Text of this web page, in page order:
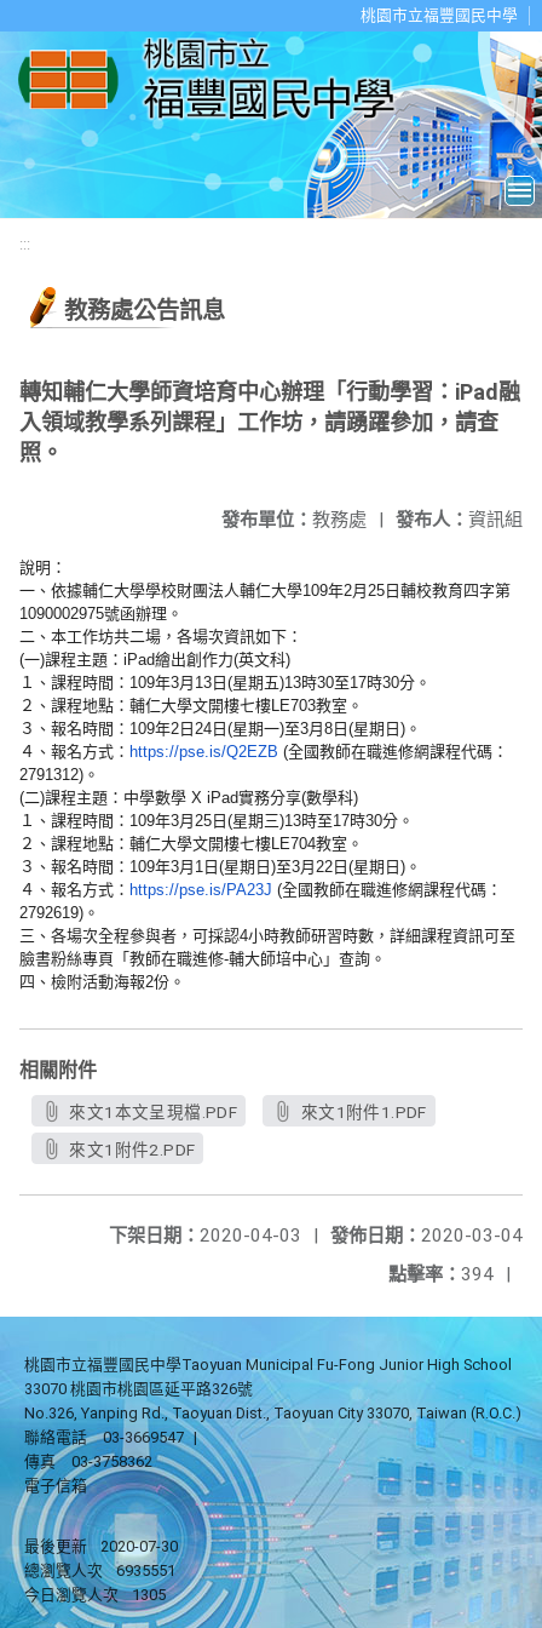
桃園市立福豐國民中學
:::
教務處公告訊息
轉知輔仁大學師資培育中心辦理「行動學習：iPad融
入領域教學系列課程」工作坊，請踴躍參加，請查
照。
發布人： 資訊組
發布單位： 教務處 |
說明：
一、 依據輔仁大學學校財團法人輔仁大學109年2月25日輔校教育四 字第
1090002975號函辦理。
二、本工作坊共二場，各場次資訊如下：
(一)課程主題：iPad繪出創作力(英文科)
１、課程時間：109年3月13日(星期五)13時30至17時30分。
２、課程地點：輔仁大學文開樓七樓LE703教室。
３、報名時間：109年2日24日(星期一)至3月8日(星期日)。
４、報名方式： https://pse.is/Q2EZB (全國教師在職進修網課程代碼：
2791312)。
(二)課程主題：中學數學 X iPad實務分享(數學科)
１、課程時間：109年3月25日(星期三)13時至17時30分。
２、課程地點：輔仁大學文開樓七樓LE704教室。
３、報名時間：109年3月1日(星期日)至3月22日(星期日)。
４、報名方式： https://pse.is/PA23J (全國教師在職進修網課程代碼：
2792619)。
三、各場次全程參與者，可採認4小時教師研習時數， 詳細課程資訊可至
臉書粉絲專頁「教師在職進修-輔大師培中心」 查詢。
四、檢附活動海報2份。
相關附件
來文1本文呈現檔.PDF
來文1附件1.PDF
來文1附件2.PDF
發佈日期： 2020-03-04
下架日期： 2020-04-03
|
點擊率： 394 |
桃園市立福豐國民中學Taoyuan Municipal Fu-Fong Junior High School
33070 桃園市桃園區延平路326號
No.326, Yanping Rd., Taoyuan Dist., Taoyuan City 33070, Taiwan (R.O.C.)
聯絡電話
03-3669547 |
傳真
03-3758362
電子信箱
最後更新
2020-07-30
總瀏覽人次
6935551
今日瀏覽人次
1305